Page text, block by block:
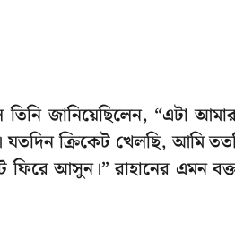
তিনি জানিয়েছিলেন, “এটা
যতদিন ক্রিকেট খেলছি, আমি
ফিরে আসুন।” রাহানের এমন